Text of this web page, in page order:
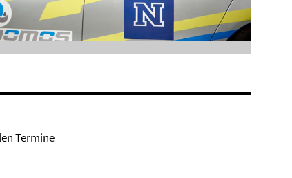
Termine